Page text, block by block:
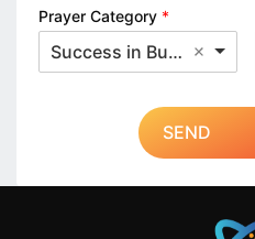
Prayer Category *
Success in Business
SEND